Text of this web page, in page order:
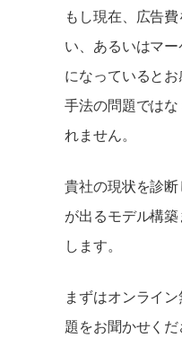
もし現在、広告
い、あるいはマ
になっていると
手法の問題では
れません。
貴社の現状を診
が出るモデル構
します。
まずはオンライ
題をお聞かせくだ